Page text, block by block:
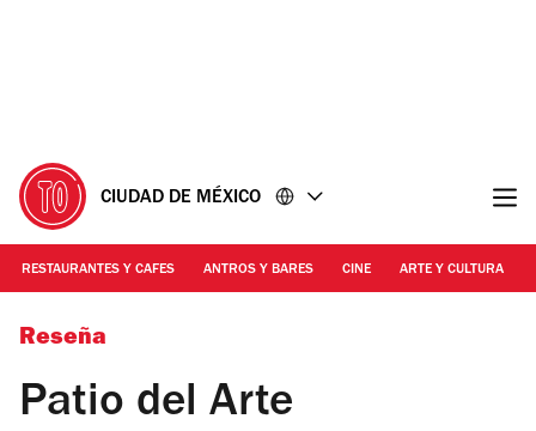
CIUDAD DE MÉXICO
RESTAURANTES Y CAFES ANTROS Y BARES CINE ARTE Y CULTURA
Foto: Alejandra Villegas
Reseña
Patio del Arte